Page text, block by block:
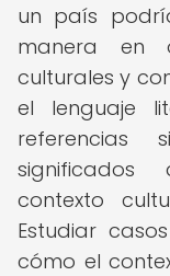
un país
manera en
culturales y
el lenguaje
referencias
significados
contexto
Estudiar
cómo el